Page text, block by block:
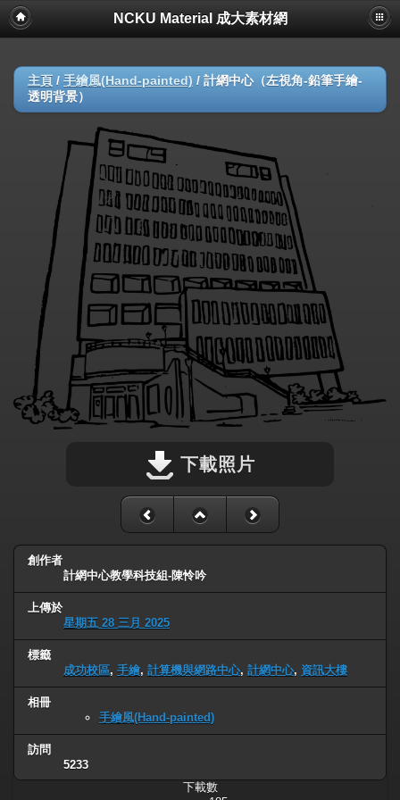
NCKU Material 成大素材網
主頁 / 手繪風(Hand-painted) / 計網中心（左視角-鉛筆手繪-
透明背景）
下載照片
創作者
計網中心教學科技組-陳怜吟
上傳於
星期五 28 三月 2025
標籤
成功校區, 手繪, 計算機與網路中心, 計網中心, 資訊大樓
相冊
手繪風(Hand-painted)
訪問
5233
下載數